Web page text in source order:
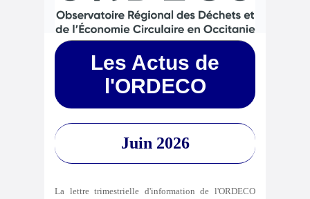
Les Actus de
l'ORDECO
Juin 2026
La lettre trimestrielle d'information de l'ORDECO